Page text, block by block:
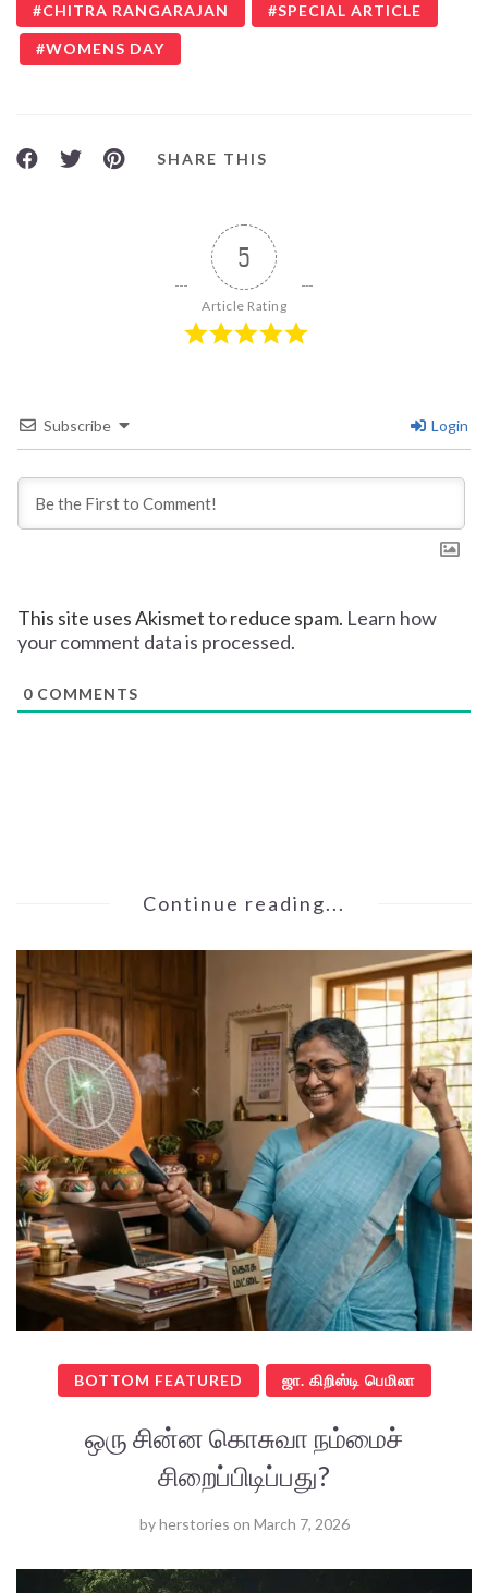
CHITRA RANGARAJAN SPECIAL ARTICLE
WOMENS DAY
SHARE THIS
5
Article Rating
Subscribe Login
This site uses Akismet to reduce spam. Learn how
your comment data is processed.
0 COMMENTS
Continue reading...
BOTTOM FEATURED ஜா. கிறிஸ்டி பெமிலா
ஒரு சின்ன கொசுவா நம்மைச்
சிறைப்பிடிப்பது?
byherstories on March 7, 2026